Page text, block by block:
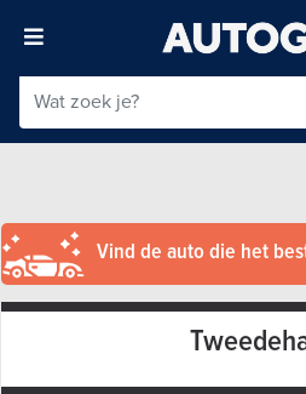
Vind de auto die het